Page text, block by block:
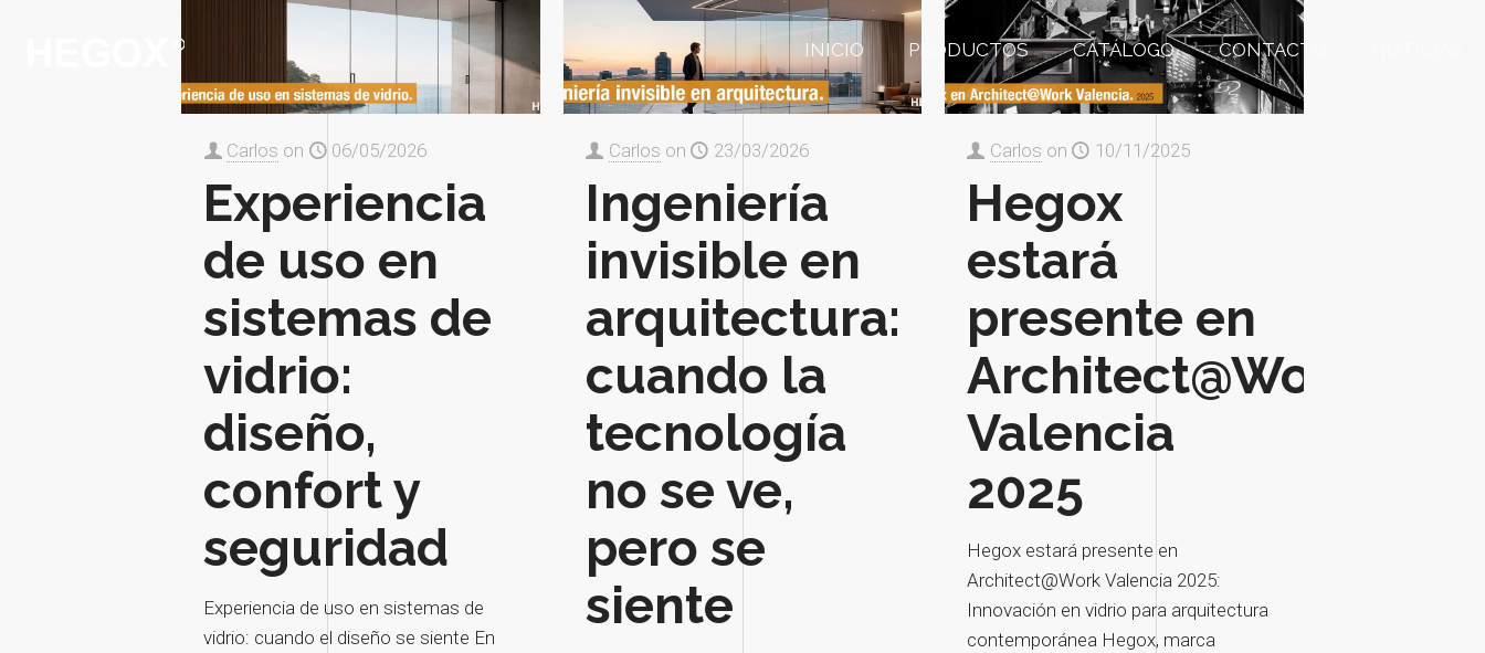
INICIO PRODUCTOS CATÁLOGO CONTACTO
Carlos on 06/05/2026
Experiencia
de uso en
sistemas de
vidrio:
diseño,
confort y
seguridad
Experiencia de uso en sistemas de
vidrio: cuando el diseño se siente En
Carlos on 23/03/2026
Ingeniería
invisible en
arquitectura:
cuando la
tecnología
no se ve,
pero se
siente
Carlos on 10/11/2025
Hegox
estará
presente en
Architect@Work
Valencia
2025
Hegox estará presente en
Architect@Work Valencia 2025:
Innovación en vidrio para arquitectura
contemporánea Hegox, marca